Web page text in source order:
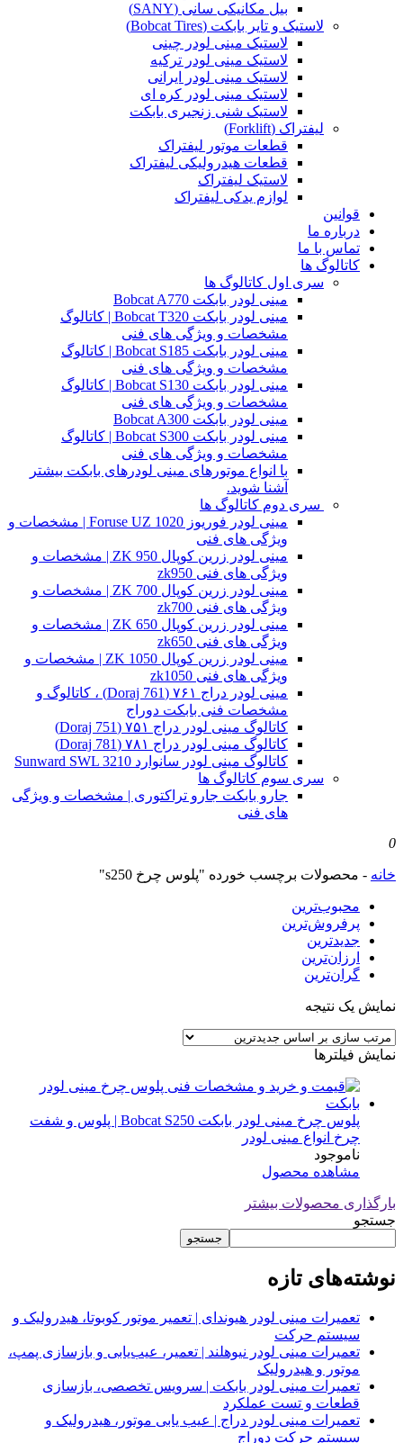
بیل مکانیکی سانی (SANY)
لاستیک و تایر بابکت (Bobcat Tires)
لاستیک مینی لودر چینی
لاستیک مینی لودر ترکیه
لاستیک مینی لودر ایرانی
لاستیک مینی لودر کره ای
لاستیک شنی زنجیری بابکت
لیفتراک (Forklift)
قطعات موتور لیفتراک
قطعات هیدرولیکی لیفتراک
لاستیک لیفتراک
لوازم یدکی لیفتراک
قوانین
درباره ما
تماس با ما
کاتالوگ ها
سری اول کاتالوگ ها
مینی لودر بابکت Bobcat A770
مینی لودر بابکت Bobcat T320 | کاتالوگ
مشخصات و ویژگی های فنی
مینی لودر بابکت Bobcat S185 | کاتالوگ
مشخصات و ویژگی های فنی
مینی لودر بابکت Bobcat S130 | کاتالوگ
مشخصات و ویژگی های فنی
مینی لودر بابکت Bobcat A300
مینی لودر بابکت Bobcat S300 | کاتالوگ
مشخصات و ویژگی های فنی
با انواع موتورهای مینی لودرهای بابکت بیشتر
آشنا شوید.
سری دوم کاتالوگ ها
مینی لودر فوریوز Foruse UZ 1020 | مشخصات و
ویژگی های فنی
مینی لودر زرین کوپال ZK 950 | مشخصات و
ویژگی های فنی zk950
مینی لودر زرین کوپال ZK 700 | مشخصات و
ویژگی های فنی zk700
مینی لودر زرین کوپال ZK 650 | مشخصات و
ویژگی های فنی zk650
مینی لودر زرین کوپال ZK 1050 | مشخصات و
ویژگی های فنی zk1050
مینی لودر دراج ۷۶۱ (Doraj 761) ، کاتالوگ و
مشخصات فنی بابکت دوراج
کاتالوگ مینی لودر دراج ۷۵۱ (Doraj 751)
کاتالوگ مینی لودر دراج ۷۸۱ (Doraj 781)
کاتالوگ مینی لودر سانوارد Sunward SWL 3210
سری سوم کاتالوگ ها
جارو بابکت جارو تراکتوری | مشخصات و ویژگی
های فنی
0
خانه - محصولات برچسب خورده "پلوس چرخ s250"
محبوب‌ترین
پرفروش‌ترین
جدیدترین
ارزان‌ترین
گران‌ترین
نمایش یک نتیجه
نمایش فیلترها
پلوس چرخ مینی لودر بابکت Bobcat S250 | پلوس و شفت
چرخ انواع مینی لودر
ناموجود
مشاهده محصول
بارگذاری محصولات بیشتر
جستجو
جستجو
نوشته‌های تازه
تعمیرات مینی لودر هیوندای | تعمیر موتور کوبوتا، هیدرولیک و
سیستم حرکت
تعمیرات مینی لودر نیوهلند | تعمیر، عیب‌یابی و بازسازی پمپ،
موتور و هیدرولیک
تعمیرات مینی لودر بابکت | سرویس تخصصی، بازسازی
قطعات و تست عملکرد
تعمیرات مینی لودر دراج | عیب یابی موتور، هیدرولیک و
سیستم حرکت دوراج